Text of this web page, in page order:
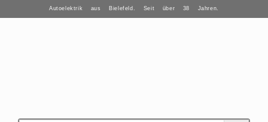
Autoelektrik aus Bielefeld. Seit über 38 Jahren.